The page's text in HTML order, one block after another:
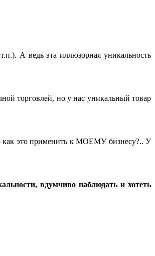
А ведь эта иллюзорная уникальность
торговлей, но у нас уникальный товар
как это применить к МОЕМУ бизнесу?.. У
вдумчиво наблюдать и хотеть